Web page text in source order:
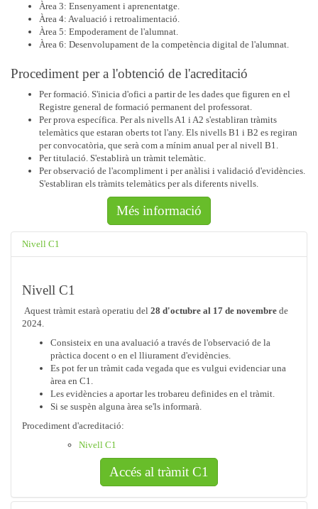
Àrea 3: Ensenyament i aprenentatge.
Àrea 4: Avaluació i retroalimentació.
Àrea 5: Empoderament de l'alumnat.
Àrea 6: Desenvolupament de la competència digital de l'alumnat.
Procediment per a l'obtenció de l'acreditació
Per formació. S'inicia d'ofici a partir de les dades que figuren en el
Registre general de formació permanent del professorat.
Per prova específica. Per als nivells A1 i A2 s'establiran tràmits
telemàtics que estaran oberts tot l'any. Els nivells B1 i B2 es regiran
per convocatòria, que serà com a mínim anual per al nivell B1.
Per titulació. S'establirà un tràmit telemàtic.
Per observació de l'acompliment i per anàlisi i validació d'evidències.
S'establiran els tràmits telemàtics per als diferents nivells.
Més informació
Nivell C1
Nivell C1
Aquest tràmit estarà operatiu del 28 d'octubre al 17 de novembre de
2024.
Consisteix en una avaluació a través de l'observació de la
pràctica docent o en el lliurament d'evidències.
Es pot fer un tràmit cada vegada que es vulgui evidenciar una
àrea en C1.
Les evidències a aportar les trobareu definides en el tràmit.
Si se suspèn alguna àrea se'ls informarà.
Procediment d'acreditació:
Nivell C1
Accés al tràmit C1